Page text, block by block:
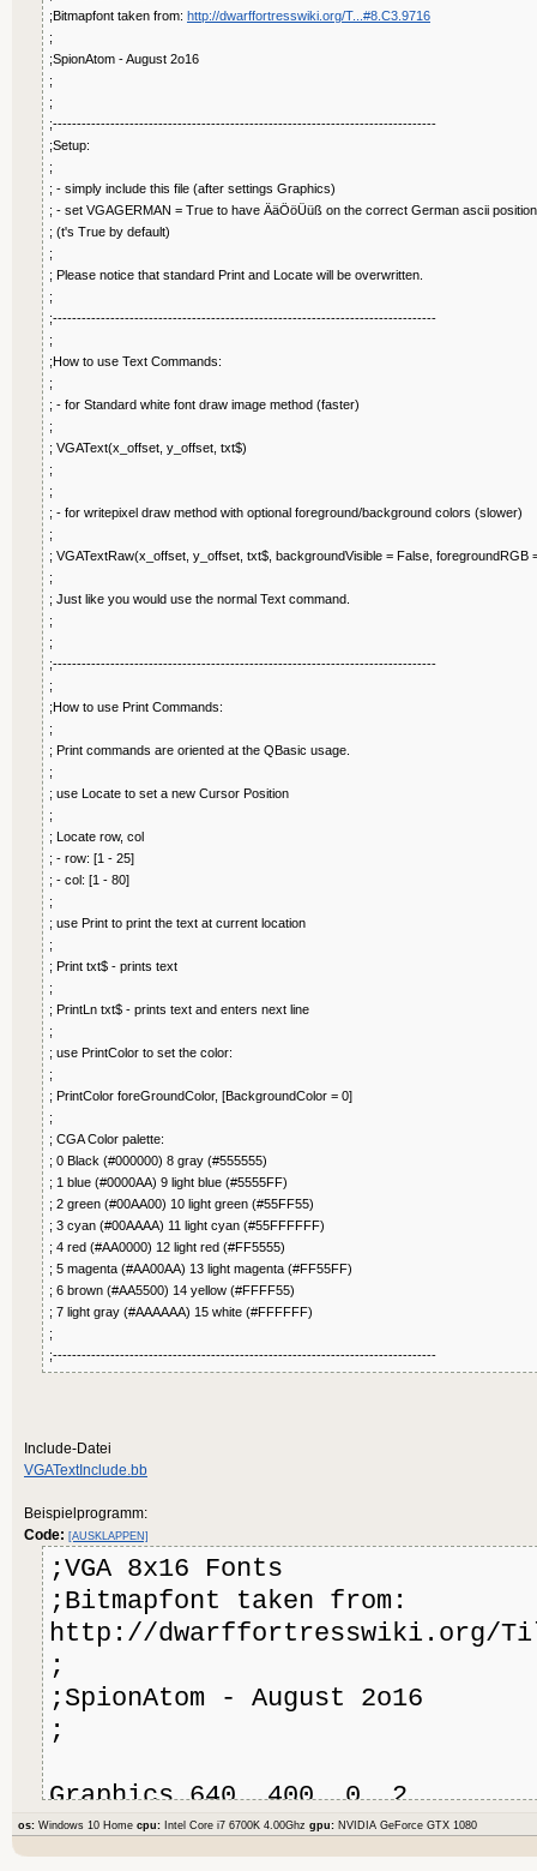
;Bitmapfont taken from: http://dwarffortresswiki.org/T...#8.C3.9716
;
;SpionAtom - August 2o16
;
;
;--------------------------------------------------------------------------------
;Setup:
;
; - simply include this file (after settings Graphics)
; - set VGAGERMAN = True to have ÄäÖöÜüß on the correct German ascii position
; (t's True by default)
;
; Please notice that standard Print and Locate will be overwritten.
;
;--------------------------------------------------------------------------------
;
;How to use Text Commands:
;
; - for Standard white font draw image method (faster)
;
; VGAText(x_offset, y_offset, txt$)
;
;
; - for writepixel draw method with optional foreground/background colors (slower)
;
; VGATextRaw(x_offset, y_offset, txt$, backgroundVisible = False,
;
; Just like you would use the normal Text command.
;
;
;--------------------------------------------------------------------------------
;
;How to use Print Commands:
;
; Print commands are oriented at the QBasic usage.
;
; use Locate to set a new Cursor Position
;
; Locate row, col
; - row: [1 - 25]
; - col: [1 - 80]
;
; use Print to print the text at current location
;
; Print txt$ - prints text
;
; PrintLn txt$ - prints text and enters next line
;
; use PrintColor to set the color:
;
; PrintColor foreGroundColor, [BackgroundColor = 0]
;
; CGA Color palette:
; 0 Black (#000000) 8 gray (#555555)
; 1 blue (#0000AA) 9 light blue (#5555FF)
; 2 green (#00AA00) 10 light green (#55FF55)
; 3 cyan (#00AAAA) 11 light cyan (#55FFFFFF)
; 4 red (#AA0000) 12 light red (#FF5555)
; 5 magenta (#AA00AA) 13 light magenta (#FF55FF)
; 6 brown (#AA5500) 14 yellow (#FFFF55)
; 7 light gray (#AAAAAA) 15 white (#FFFFFF)
;
;--------------------------------------------------------------------------------
Include-Datei
VGATextInclude.bb
Beispielprogramm:
Code: [AUSKLAPPEN]
;VGA 8x16 Fonts
;Bitmapfont taken from:
http://dwarffortresswiki.org/
;
;SpionAtom - August 2o16
;
Graphics 640, 400, 0, 2
Include "VGATextInclude.bb"
os: Windows 10 Home cpu: Intel Core i7 6700K 4.00Ghz gpu: NVIDIA GeForce GTX 1080